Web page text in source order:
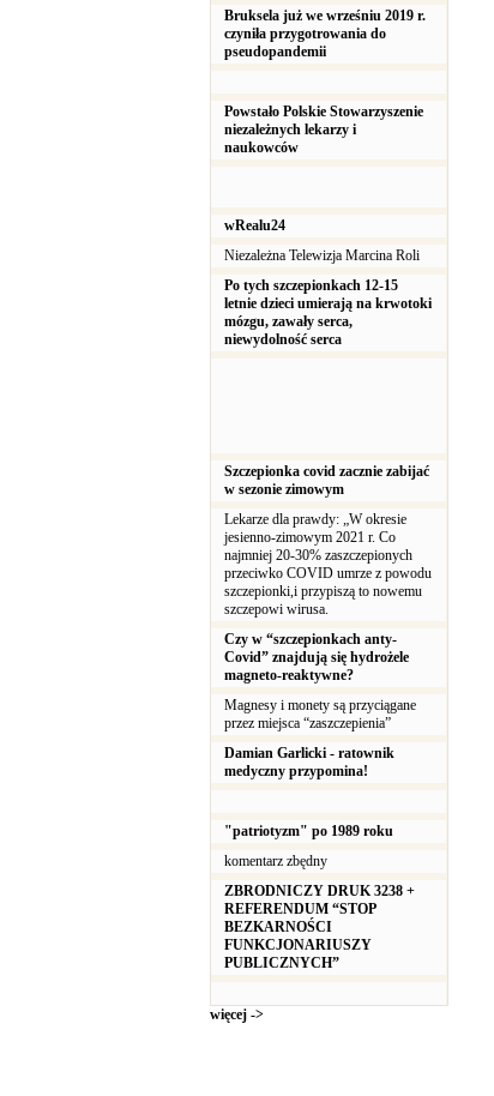
Bruksela już we wrześniu 2019 r.
czyniła przygotrowania do
pseudopandemii
Powstało Polskie Stowarzyszenie
niezależnych lekarzy i
naukowców
wRealu24
Niezależna Telewizja Marcina Roli
Po tych szczepionkach 12-15
letnie dzieci umierają na krwotoki
mózgu, zawały serca,
niewydolność serca
Szczepionka covid zacznie zabijać
w sezonie zimowym
Lekarze dla prawdy: „W okresie
jesienno-zimowym 2021 r. Co
najmniej 20-30% zaszczepionych
przeciwko COVID umrze z powodu
szczepionki,i przypiszą to nowemu
szczepowi wirusa.
Czy w “szczepionkach anty-
Covid” znajdują się hydrożele
magneto-reaktywne?
Magnesy i monety są przyciągane
przez miejsca “zaszczepienia”
Damian Garlicki - ratownik
medyczny przypomina!
"patriotyzm" po 1989 roku
komentarz zbędny
ZBRODNICZY DRUK 3238 +
REFERENDUM “STOP
BEZKARNOŚCI
FUNKCJONARIUSZY
PUBLICZNYCH”
więcej ->